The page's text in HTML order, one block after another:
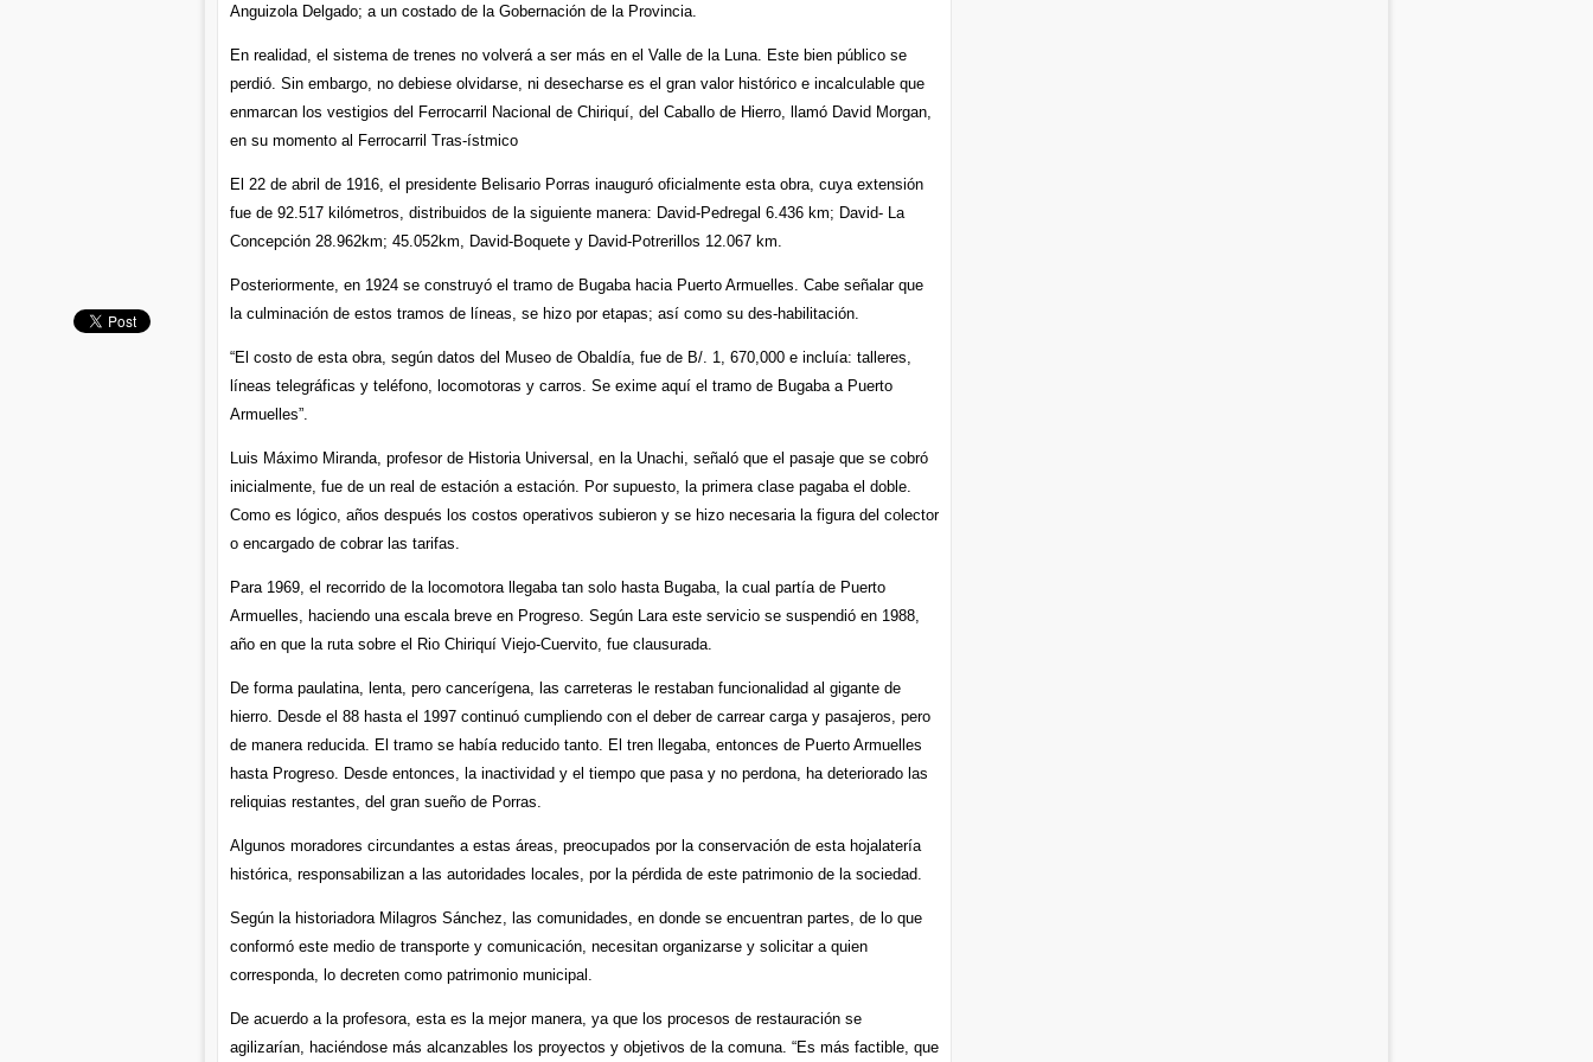
Anguizola Delgado; a un costado de la Gobernación de la Provincia.
En realidad, el sistema de trenes no volverá a ser más en el Valle de la Luna. Este bien público se
perdió. Sin embargo, no debiese olvidarse, ni desecharse es el gran valor histórico e incalculable que
enmarcan los vestigios del Ferrocarril Nacional de Chiriquí, del Caballo de Hierro, llamó David Morgan,
en su momento al Ferrocarril Tras-ístmico
El 22 de abril de 1916, el presidente Belisario Porras inauguró oficialmente esta obra, cuya extensión
fue de 92.517 kilómetros, distribuidos de la siguiente manera: David-Pedregal 6.436 km; David- La
Concepción 28.962km; 45.052km, David-Boquete y David-Potrerillos 12.067 km.
Posteriormente, en 1924 se construyó el tramo de Bugaba hacia Puerto Armuelles. Cabe señalar que
la culminación de estos tramos de líneas, se hizo por etapas; así como su des-habilitación.
“El costo de esta obra, según datos del Museo de Obaldía, fue de B/. 1, 670,000 e incluía: talleres,
líneas telegráficas y teléfono, locomotoras y carros. Se exime aquí el tramo de Bugaba a Puerto
Armuelles”.
Luis Máximo Miranda, profesor de Historia Universal, en la Unachi, señaló que el pasaje que se cobró
inicialmente, fue de un real de estación a estación. Por supuesto, la primera clase pagaba el doble.
Como es lógico, años después los costos operativos subieron y se hizo necesaria la figura del colector
o encargado de cobrar las tarifas.
Para 1969, el recorrido de la locomotora llegaba tan solo hasta Bugaba, la cual partía de Puerto
Armuelles, haciendo una escala breve en Progreso. Según Lara este servicio se suspendió en 1988,
año en que la ruta sobre el Rio Chiriquí Viejo-Cuervito, fue clausurada.
De forma paulatina, lenta, pero cancerígena, las carreteras le restaban funcionalidad al gigante de
hierro. Desde el 88 hasta el 1997 continuó cumpliendo con el deber de carrear carga y pasajeros, pero
de manera reducida. El tramo se había reducido tanto. El tren llegaba, entonces de Puerto Armuelles
hasta Progreso. Desde entonces, la inactividad y el tiempo que pasa y no perdona, ha deteriorado las
reliquias restantes, del gran sueño de Porras.
Algunos moradores circundantes a estas áreas, preocupados por la conservación de esta hojalatería
histórica, responsabilizan a las autoridades locales, por la pérdida de este patrimonio de la sociedad.
Según la historiadora Milagros Sánchez, las comunidades, en donde se encuentran partes, de lo que
conformó este medio de transporte y comunicación, necesitan organizarse y solicitar a quien
corresponda, lo decreten como patrimonio municipal.
De acuerdo a la profesora, esta es la mejor manera, ya que los procesos de restauración se
agilizarían, haciéndose más alcanzables los proyectos y objetivos de la comuna. “Es más factible, que